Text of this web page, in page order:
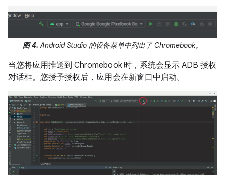
图 4. Android Studio 的设备菜单中列出了 Chromebook。
当您将应用推送到 Chromebook 时，系统会显示 ADB 授权
对话框。您授予授权后，应用会在新窗口中启动。